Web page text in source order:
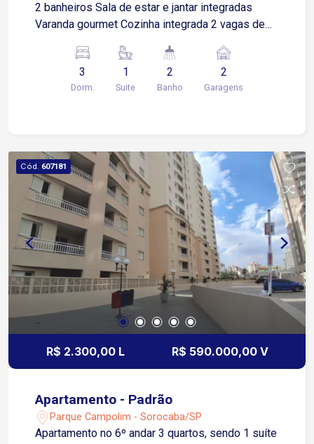
2 banheiros Sala de estar e jantar integradas
Varanda gourmet Cozinha integrada 2 vagas de
Localizado em frente ao Shopping Iguatemi
Esplanada, oferece conveniência, mobilidade e
acesso rápido a uma ampla variedade de
Aproximadamente 5 minutos da Rodovia Raposo
Tavares Aproximadamente 6 minutos da Avenida
31 de Março Será concluído a instalação do piso
nos dormitórios, a pintura e os serviços elétricos.
3
Dorm.
1
Suite
2
Banho
2
Garagens
Cód. 607181
R$ 2.300,00 L R$ 590.000,00 V
Apartamento - Padrão
Parque Campolim - Sorocaba/SP
Apartamento no 6º andar 3 quartos, sendo 1 suíte